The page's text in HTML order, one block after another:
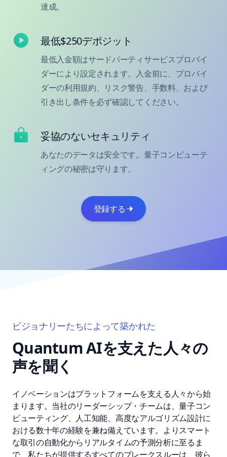
達成。
最低$250デポジット
最低入金額はサードパーティサービスプロバイ
ダーにより設定されます。入金前に、プロバイ
ダーの利用規約、リスク警告、手数料、および
引き出し条件を必ず確認してください。
妥協のないセキュリティ
あなたのデータは安全です。量子コンピューテ
ィングの秘密は守ります。
登録する
ビジョナリーたちによって築かれた
Quantum AIを支えた人々の
声を聞く
イノベーションはプラットフォームを支える人々から始
まります。当社のリーダーシップ・チームは、量子コン
ピューティング、人工知能、高度なアルゴリズム設計に
おける数十年の経験を兼ね備えています。よりスマート
な取引の自動化からリアルタイムの予測分析に至るま
で、私たちが提供するすべてのブレークスルーは、彼ら